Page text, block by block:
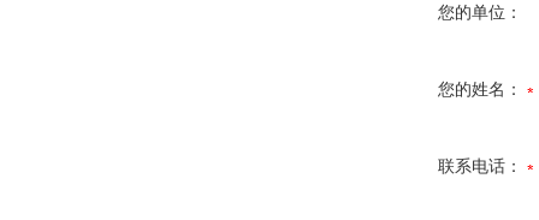
您的单位：
您的姓名：
联系电话：